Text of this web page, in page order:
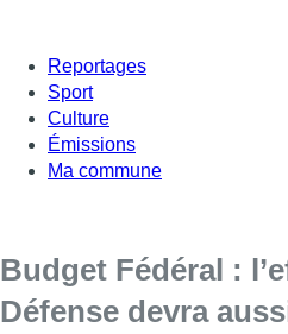
Reportages
Sport
Culture
Émissions
Ma commune
Budget Fédéral :
Défense devra